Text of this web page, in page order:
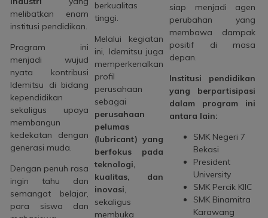
melibatkan enam
institusi pendidikan.
Program ini
menjadi wujud
nyata kontribusi
Idemitsu di bidang
kependidikan
sekaligus upaya
membangun
kedekatan dengan
generasi muda.
Dengan penuh rasa
ingin tahu dan
semangat belajar,
para siswa dan
berkualitas
tinggi.
Melalui kegiatan
ini, Idemitsu juga
memperkenalkan
profil
perusahaan
sebagai
perusahaan
pelumas
(lubricant) yang
berfokus pada
teknologi,
kualitas, dan
inovasi,
sekaligus
membuka
siap menjadi agen
perubahan yang
membawa dampak
positif di masa
depan.
Institusi pendidikan
yang berpartisipasi
dalam program ini
antara lain:
SMK Negeri 7
Bekasi
President
University
SMK Percik KIIC
SMK Binamitra
Karawang